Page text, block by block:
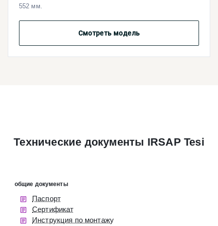
552 мм.
Смотреть модель
Технические документы IRSAP Tesi
общие документы
Паспорт
Сертификат
Инструкция по монтажу